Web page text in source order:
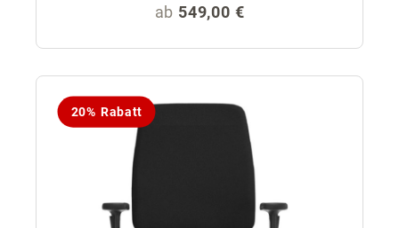
Regulärer Preis:
ab 549,00 €
20% Rabatt